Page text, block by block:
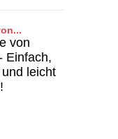
von
Einfach,
leicht